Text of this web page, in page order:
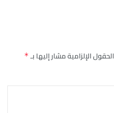
الحقول الإلزامية مشار إليها بـ*